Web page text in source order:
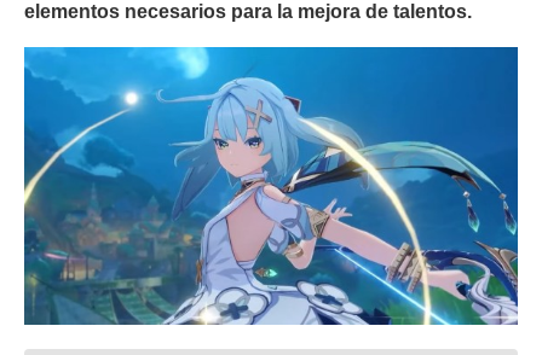
elementos necesarios para la mejora de talentos.